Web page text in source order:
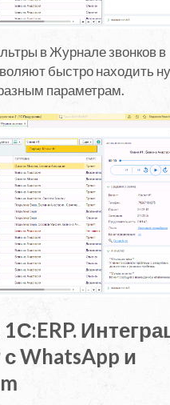
в Журнале звонков в
быстро находить
параметрам.
с WhatsApp и